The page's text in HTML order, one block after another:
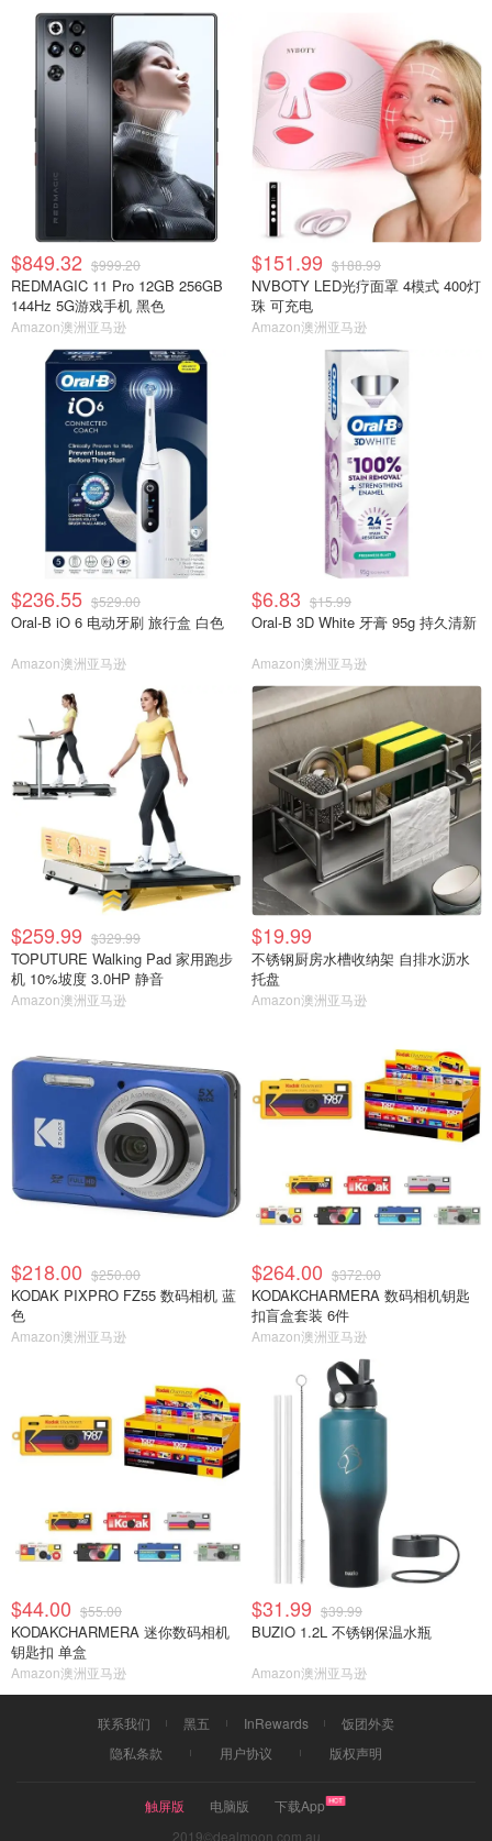
$849.32 $999.20
REDMAGIC 11 Pro 12GB 256GB
144Hz 5G游戏手机 黑色
Amazon澳洲亚马逊
$151.99 $188.99
NVBOTY LED光疗面罩 4模式 400灯
珠 可充电
Amazon澳洲亚马逊
$236.55 $529.00
Oral-B iO 6 电动牙刷 旅行盒 白色
Amazon澳洲亚马逊
$6.83 $15.99
Oral-B 3D White 牙膏 95g 持久清新
Amazon澳洲亚马逊
$259.99 $329.99
TOPUTURE Walking Pad 家用跑步
机 10%坡度 3.0HP 静音
Amazon澳洲亚马逊
$19.99
不锈钢厨房水槽收纳架 自排水沥水
托盘
Amazon澳洲亚马逊
$218.00 $250.00
KODAK PIXPRO FZ55 数码相机 蓝
色
Amazon澳洲亚马逊
$264.00 $372.00
KODAKCHARMERA 数码相机钥匙
扣盲盒套装 6件
Amazon澳洲亚马逊
$44.00 $55.00
KODAKCHARMERA 迷你数码相机
钥匙扣 单盒
Amazon澳洲亚马逊
$31.99 $39.99
BUZIO 1.2L 不锈钢保温水瓶
Amazon澳洲亚马逊
联系我们 黑五 InRewards
饭团外卖
隐私条款
用户协议 版权声明
触屏版 电脑版
下载App
2019©dealmoon.com.au